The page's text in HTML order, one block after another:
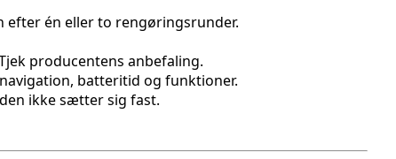
efter én eller to rengøringsrunder.
producentens anbefaling.
batteritid og funktioner.
ikke sætter sig fast.